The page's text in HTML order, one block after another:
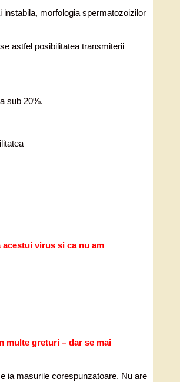
morfologia spermatozoizilor
astfel posibilitatea transmiterii
sub 20%.
virus si ca nu am
multe greturi – dar se mai
ia masurile corespunzatoare. Nu are